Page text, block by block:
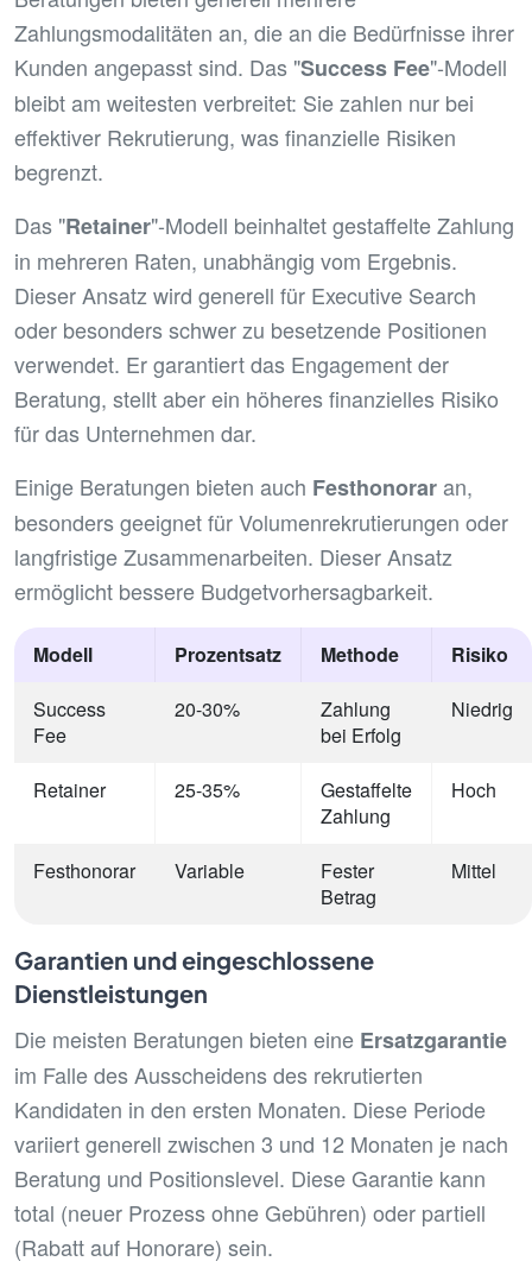
Zahlungsmodalitäten an, die an die Bedürfnisse ihrer
Kunden angepasst sind. Das "Success Fee"-Modell
bleibt am weitesten verbreitet: Sie zahlen nur bei
effektiver Rekrutierung, was finanzielle Risiken
begrenzt.
Das "Retainer"-Modell beinhaltet gestaffelte Zahlung
in mehreren Raten, unabhängig vom Ergebnis.
Dieser Ansatz wird generell für Executive Search
oder besonders schwer zu besetzende Positionen
verwendet. Er garantiert das Engagement der
Beratung, stellt aber ein höheres finanzielles Risiko
für das Unternehmen dar.
Einige Beratungen bieten auch Festhonoraran,
besonders geeignet für Volumenrekrutierungen oder
langfristige Zusammenarbeiten. Dieser Ansatz
ermöglicht bessere Budgetvorhersagbarkeit.
Modell Prozentsatz Methode
Risiko
Success
Fee
20-30%
Zahlung
bei Erfolg
Niedrig
Retainer 25-35%
Gestaffelte
Zahlung
Hoch
Festhonorar Variable
Fester
Betrag
Mittel
Garantien und eingeschlossene
Dienstleistungen
Die meisten Beratungen bieten eine Ersatzgarantie
im Falle des Ausscheidens des rekrutierten
Kandidaten in den ersten Monaten. Diese Periode
variiert generell zwischen 3 und 12 Monaten je nach
Beratung und Positionslevel. Diese Garantie kann
total (neuer Prozess ohne Gebühren) oder partiell
(Rabatt auf Honorare) sein.